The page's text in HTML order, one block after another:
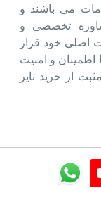
می باشند و
تخصصی و
اصلی خود قرار
اطمینان و امنیت
از خرید تایر